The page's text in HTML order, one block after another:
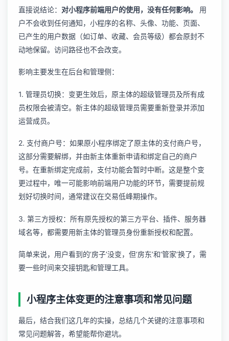
直接说结论： 对小程序前端用户的使用，没有任何影响。
用
户不会收到任何通知，小程序的名称、头像、功能、页面、
已产生的用户数据（如订单、收藏、会员等级）都会原封不
动地保留。访问路径也不会改变。
影响主要发生在后台和管理侧：
1. 管理员切换：变更生效后，原主体的超级管理员及所有成
员权限会被清空。新主体的超级管理员需要重新登录并添加
运营成员。
2. 支付商户号：如果原小程序绑定了原主体的支付商户号，
这部分需要解绑，并由新主体重新申请和绑定自己的商户
号。在重新绑定完成前，支付功能会暂时中断。这是整个变
更过程中，唯一可能影响前端用户功能的环节，需要提前规
划好切换时间，通常建议在交易低峰期操作。
3. 第三方授权：所有原先授权的第三方平台、插件、服务器
域名等，都需要用新主体的管理员身份重新授权和配置。
简单来说，用户看到的‘房子’没变，但‘房东’和‘管家’换了，需
要一些时间来交接钥匙和管理工具。
小程序主体变更的注意事项和常见问题
最后，结合我们这几年的实操，总结几个关键的注意事项和
常见问题解答，希望能帮你避坑。